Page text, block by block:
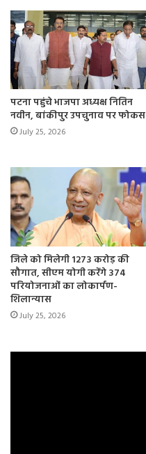
पटना पहुंचे भाजपा अध्यक्ष नितिन
नवीन, बांकीपुर उपचुनाव पर फोकस
July 25, 2026
जिले को मिलेगी 1273 करोड़ की
सौगात, सीएम योगी करेंगे 374
परियोजनाओं का लोकार्पण-
शिलान्यास
July 25, 2026